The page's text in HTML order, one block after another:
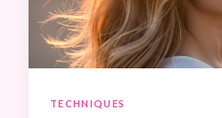
TECHNIQUES